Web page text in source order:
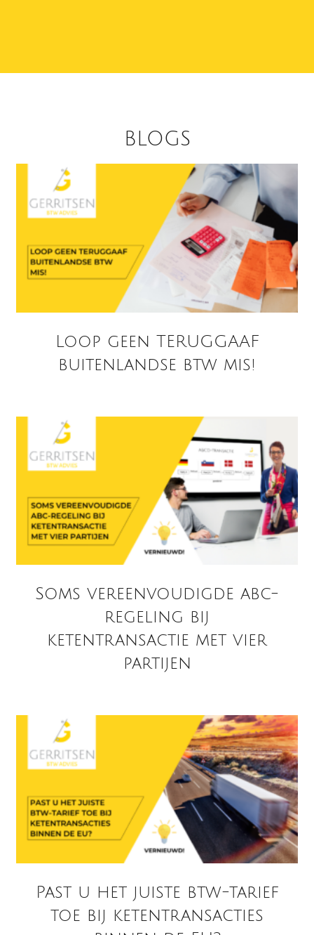
BLOGS
Loop geen TERUGGAAF
buitenlandse btw mis!
Soms vereenvoudigde abc-
regeling bij
ketentransactie met vier
partijen
Past u het juiste btw-tarief
toe bij ketentransacties